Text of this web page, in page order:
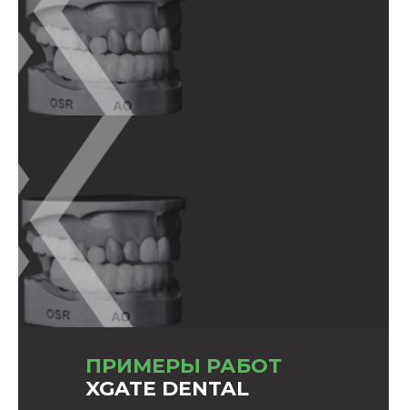
ПРИМЕРЫ РАБОТ
XGATE DENTAL